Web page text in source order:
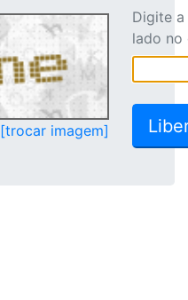
[trocar imagem]
Digite
lado no